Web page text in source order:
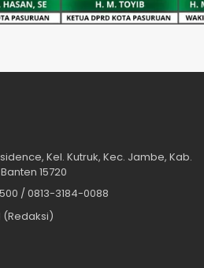
Kel. Kutruk, Kec. Jambe, Kab.
15720
/ 0813-3184-0088